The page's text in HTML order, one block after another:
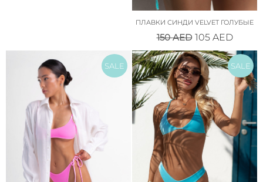
ПЛАВКИ СИНДИ VELVET ГОЛУБЫЕ
150AED 105 AED
SALE SALE